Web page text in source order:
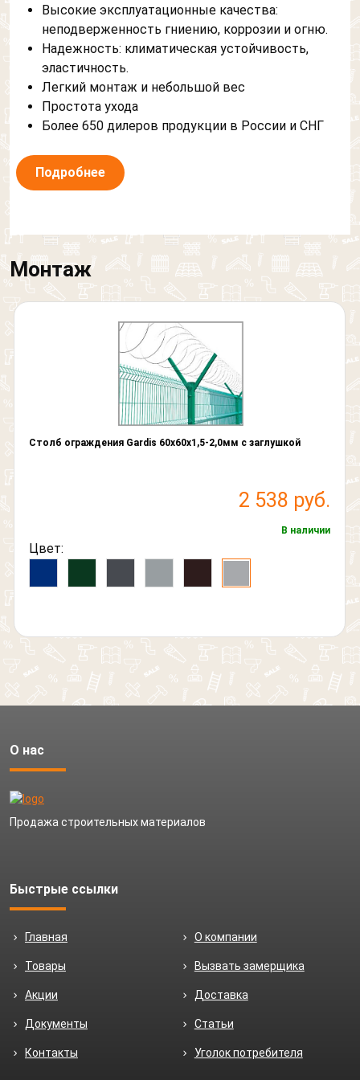
Высокие эксплуатационные качества:
неподверженность гниению, коррозии и огню.
Надежность: климатическая устойчивость,
эластичность.
Легкий монтаж и небольшой вес
Простота ухода
Более 650 дилеров продукции в России и СНГ
Подробнее
Монтаж
Столб ограждения Gardis 60х60х1,5-2,0мм с заглушкой
2 538 руб.
В наличии
Цвет:
О нас
Продажа строительных материалов
Быстрые ссылки
Главная О компании
Товары Вызвать замерщика
Акции Доставка
Документы Статьи
Контакты Уголок потребителя